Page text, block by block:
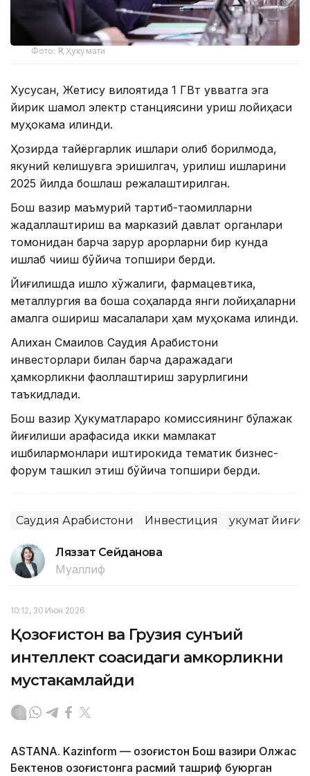
Фото: ҚР Ҳукумати
Хусусан, Жетису вилоятида 1 ГВт қувватга эга
йирик шамол электр станциясини қуриш лойиҳаси
муҳокама қилинди.
Ҳозирда тайёргарлик ишлари олиб борилмоқда,
якуний келишувга эришилгач, қурилиш ишларини
2025 йилда бошлаш режалаштирилган.
Бош вазир маъмурий тартиб-таомилларни
жадаллаштириш ва марказий давлат органлари
томонидан барча зарур қарорларни бир кунда
ишлаб чиқиш бўйича топшириқ берди.
Йиғилишда қишлоқ хўжалиги, фармацевтика,
металлургия ва бошқа соҳаларда янги лойиҳаларни
амалга ошириш масалалари ҳам муҳокама қилинди.
Алихан Смаилов Саудия Арабистони
инвесторлари билан барча даражадаги
ҳамкорликни фаоллаштириш зарурлигини
таъкидлади.
Бош вазир Ҳукуматлараро комиссиянинг бўлажак
йиғилиши арафасида икки мамлакат
ишбилармонлари иштирокида тематик бизнес-
форум ташкил этиш бўйича топшириқ берди.
Саудия Арабистони Инвестиция Ҳукумат
Ляззат Сейданова
Муаллиф
10:12, 30 Июн 2026
Қозоғистон ва Грузия сунъий
интеллект соҳасидаги ҳамкорликни
мустаҳкамлайди
ASTANA. Kazinform — Қозоғистон Бош вазири Олжас
Бектенов Қозоғистонга расмий ташриф буюрган